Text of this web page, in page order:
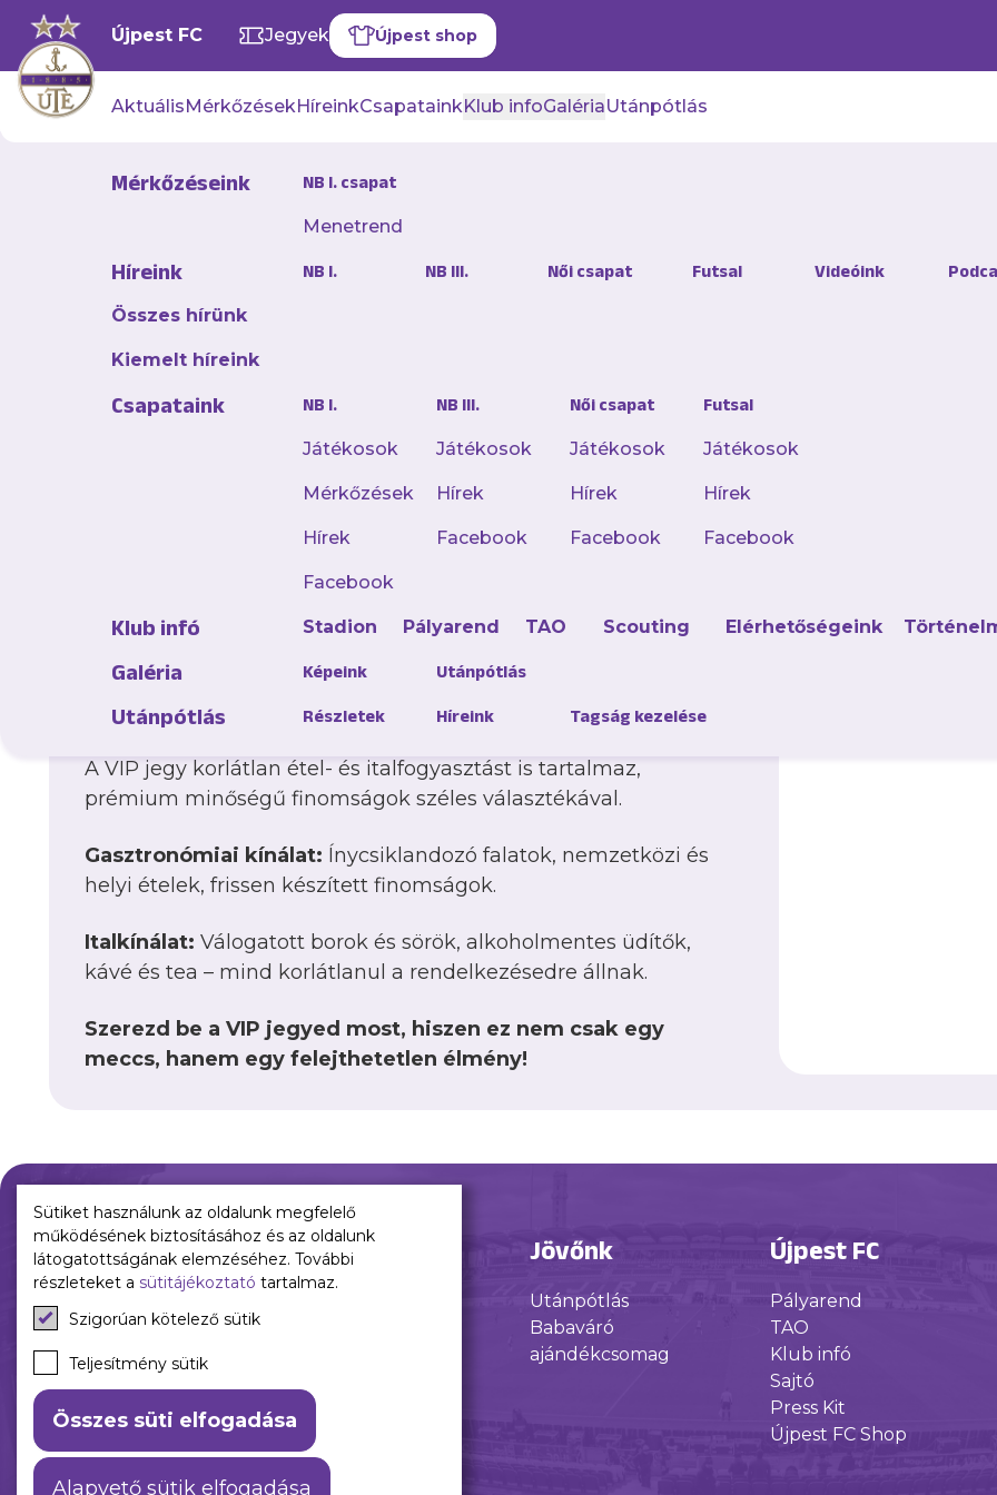
Újpest FC Jegyek Újpest shop
AktuálisMérkőzésekHíreinkCsapatainkKlub infoGalériaUtánpótlás
Mérkőzéseink NB I. csapat
Menetrend
Híreink
Összes hírünk
Kiemelt híreink
NB I. NB III. Női csapat Futsal Videóink
Csapataink NB I.
Játékosok
Mérkőzések
Hírek
Facebook
NB III.
Játékosok
Hírek
Facebook
Női csapat
Játékosok
Hírek
Facebook
Futsal
Játékosok
Hírek
Facebook
Klub infó Stadion Pályarend TAO Scouting Elérhetőségeink
Galéria Képeink Utánpótlás
Utánpótlás Részletek Híreink Tagság kezelése
luxusban VIP jegyünkkel!
körű prémium élményt, ami igazán emlékezetessé teszi a
VIP ülőhelyeink a stadion legjobb részein találhatók, így a
lehető legjobb rálátással követheted az eseményeket. Tágas,
pillanata kényelmes legyen.
lounge-hoz, ahol elegáns környezetben élvezheted a
mérkőzést, és találkozhatsz a többi VIP vendéggel is.
A VIP jegy korlátlan étel- és italfogyasztást is tartalmaz,
prémium minőségű finomságok széles választékával.
Gasztronómiai kínálat: Ínycsiklandozó falatok, nemzetközi és
helyi ételek, frissen készített finomságok.
Italkínálat: Válogatott borok és sörök, alkoholmentes üdítők,
kávé és tea – mind korlátlanul a rendelkezésedre állnak.
Szerezd be a VIP jegyed most, hiszen ez nem csak egy
meccs, hanem egy felejthetetlen élmény!
Múltunk
Történelmünk
Jelenünk Jövőnk
Utánpótlás
Babaváró
ajándékcsomag
Újpest FC
Pályarend
TAO
Klub infó
Sajtó
Press Kit
Újpest FC Shop
Sütiket használunk az oldalunk megfelelő
működésének biztosításához és az oldalunk
látogatottságának elemzéséhez. További
részleteket a sütitájékoztató tartalmaz.
Szigorúan kötelező sütik
Teljesítmény sütik
Összes süti elfogadása
Alapvető sütik elfogadása